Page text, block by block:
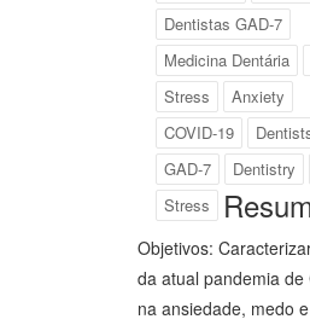
Dentistas GAD-7
Medicina Dentária
Stress
Anxiety
COVID-19
GAD-7
Dentistry
Stress
Objetivos:
da atual pandemia de
na ansiedade, medo